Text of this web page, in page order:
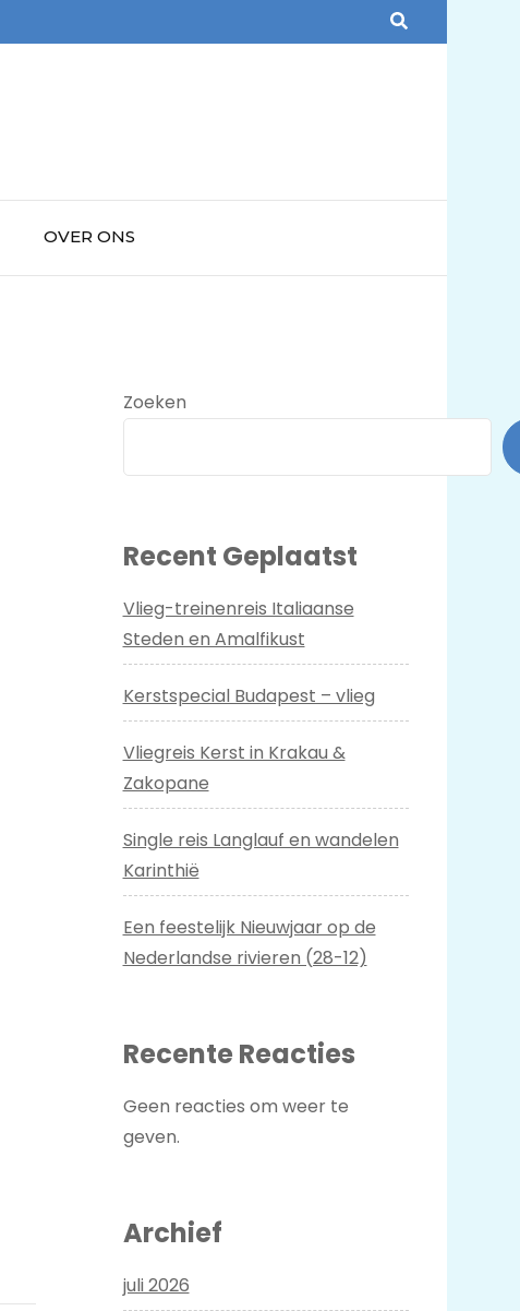
OVER ONS
Zoeken
Recent Geplaatst
Vlieg-treinenreis Italiaanse
Steden en Amalfikust
Kerstspecial Budapest – vlieg
Vliegreis Kerst in Krakau &
Zakopane
Single reis Langlauf en wandelen
Karinthië
Een feestelijk Nieuwjaar op de
Nederlandse rivieren (28-12)
Recente Reacties
Geen reacties om weer te
geven.
Archief
juli 2026